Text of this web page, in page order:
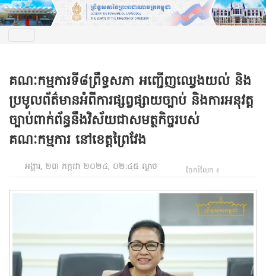
គណៈកម្មការទី៨ព្រឹទ្ធសភា អញ្ជើញឈ្វេងយល់ និង
ប្រមូលព័ត៌មានអំពីការផ្សព្វផ្សាយច្បាប់ និងការអនុវត្ត
ច្បាប់ពាក់ព័ន្ធនឹងវិស័យជាសមត្ថកិច្ចរបស់
គណៈកម្មការ នៅខេត្តព្រៃវែង
អង្គារ, ២៣ កក្កដា ២០២៤, ០២:៤៥ ល្ងាច ចែករំលែក ៖